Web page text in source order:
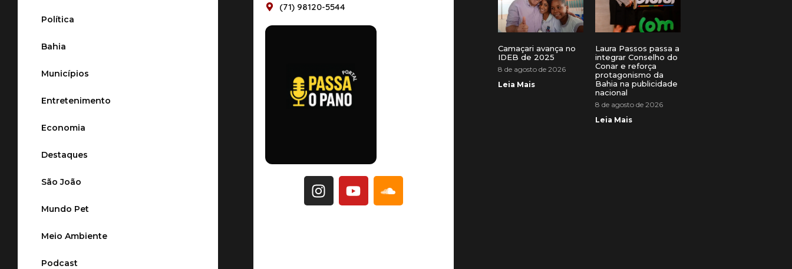
Política
Bahia
Municípios
Entretenimento
Economia
Destaques
São João
Mundo Pet
Meio Ambiente
Podcast
(71) 98120-5544
Camaçari avança no
IDEB de 2025
8 de agosto de 2026
Leia Mais
Laura Passos passa a
integrar Conselho do
Conar e reforça
protagonismo da
Bahia na publicidade
nacional
8 de agosto de 2026
Leia Mais